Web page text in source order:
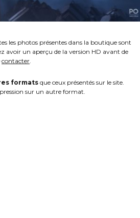
les photos présentes dans la boutique sont
avoir un aperçu de la version HD avant de
contacter.
formats que ceux présentés sur le site.
sur un autre format.